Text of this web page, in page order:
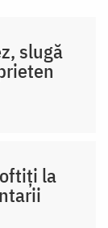
slugă
la